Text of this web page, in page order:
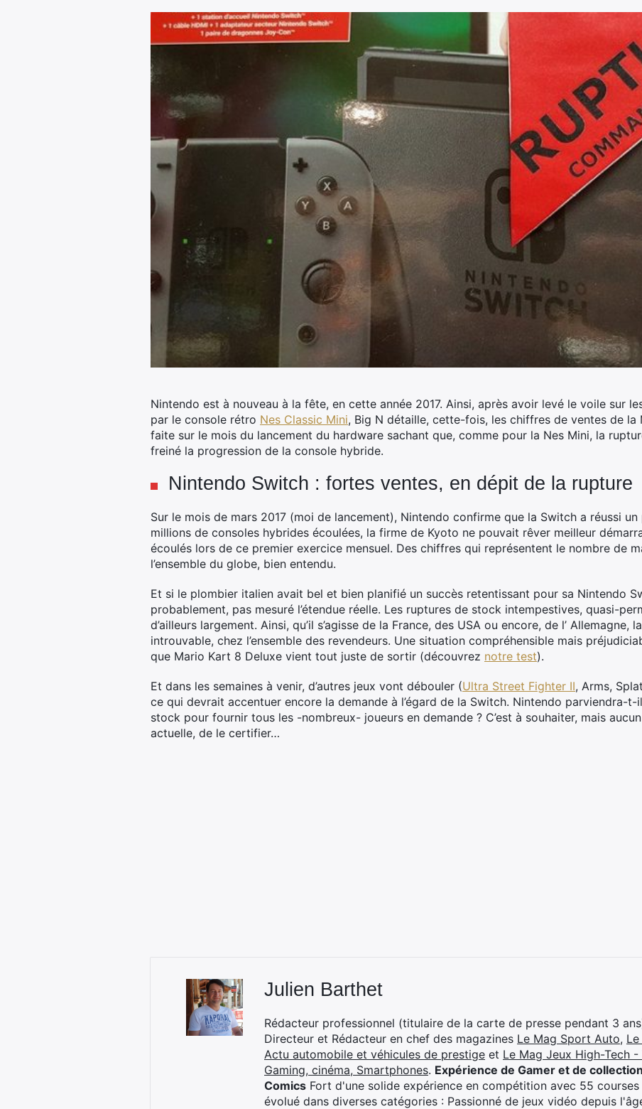
Nintendo est à nouveau à la fête, en cette année 2017. Ainsi, après avoir levé le voile sur
par le console rétro Nes Classic Mini, Big N détaille, cette-fois, les chiffres de ventes de la
faite sur le mois du lancement du hardware sachant que, comme pour la Nes Mini, la
freiné la progression de la console hybride.
Nintendo Switch : fortes ventes, en dépit de la rupture
Sur le mois de mars 2017 (moi de lancement), Nintendo confirme que la Switch a réussi
millions de consoles hybrides écoulées, la firme de Kyoto ne pouvait rêver meilleur
écoulés lors de ce premier exercice mensuel. Des chiffres qui représentent le nombre de
l’ensemble du globe, bien entendu.
Et si le plombier italien avait bel et bien planifié un succès retentissant pour sa Nintendo
probablement, pas mesuré l’étendue réelle. Les ruptures de stock intempestives, quasi-
d’ailleurs largement. Ainsi, qu’il s’agisse de la France, des USA ou encore, de l’
introuvable, chez l’ensemble des revendeurs. Une situation compréhensible mais
que Mario Kart 8 Deluxe vient tout juste de sortir (découvrez notre test).
Et dans les semaines à venir, d’autres jeux vont débouler (Ultra Street Fighter II, Arms,
ce qui devrait accentuer encore la demande à l’égard de la Switch. Nintendo parviendra-
stock pour fournir tous les -nombreux- joueurs en demande ? C’est à souhaiter, mais
actuelle, de le certifier…
Julien Barthet
Rédacteur professionnel (titulaire de la carte de presse pendant 3
Directeur et Rédacteur en chef des magazines Le Mag Sport Auto,
Actu automobile et véhicules de prestige et Le Mag Jeux High-Tech
Gaming, cinéma, Smartphones. Expérience de Gamer et de
Comics Fort d'une solide expérience en compétition avec 55
évolué dans diverses catégories : Passionné de jeux vidéo depuis